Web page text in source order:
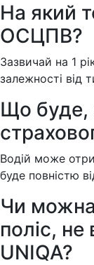
На який
ОСЦПВ?
Зазвичай на 1
залежності від
Що буде,
Водій може
буде повністю
Чи
поліс, не
UNIQA?